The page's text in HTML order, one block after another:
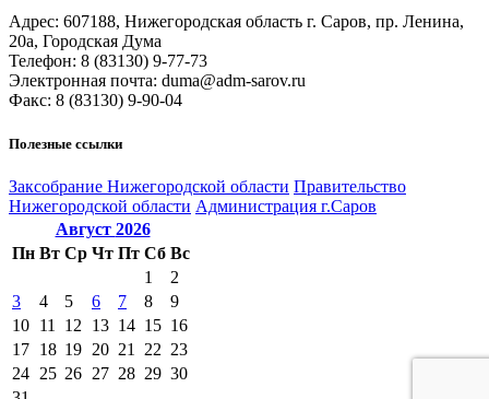
Адрес: 607188, Нижегородская область г. Саров, пр. Ленина,
20а, Городская Дума
Телефон: 8 (83130) 9-77-73
Электронная почта: duma@adm-sarov.ru
Факс: 8 (83130) 9-90-04
Полезные ссылки
Закcобрание Нижегородской области Правительство
Нижегородской области Администрация г.Саров
Август 2026
Пн Вт Ср Чт Пт Сб Вс
1
2
3
4 5 6 7 8
9
10 11 12 13 14 15 16
17 18 19 20 21 22 23
24 25 26 27 28 29 30